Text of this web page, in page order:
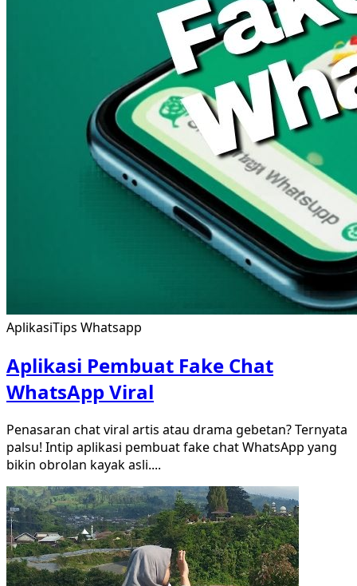
AplikasiTips Whatsapp
Aplikasi Pembuat Fake Chat
WhatsApp Viral
Penasaran chat viral artis atau drama gebetan? Ternyata
palsu! Intip aplikasi pembuat fake chat WhatsApp yang
bikin obrolan kayak asli....